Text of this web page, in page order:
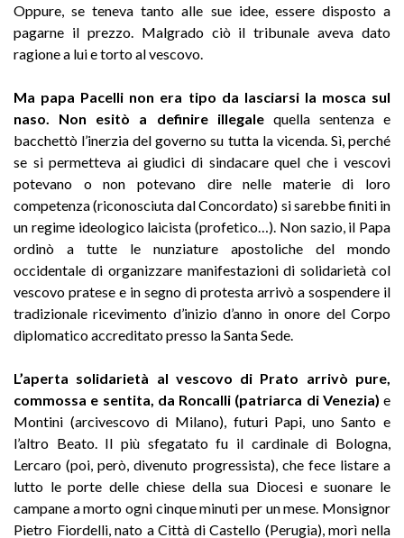
Oppure, se teneva tanto alle sue idee, essere disposto a
pagarne il prezzo. Malgrado ciò il tribunale aveva dato
ragione a lui e torto al vescovo.
Ma papa Pacelli non era tipo da lasciarsi la mosca sul
naso. Non esitò a definire illegalequella sentenza e
bacchettò l’inerzia del governo su tutta la vicenda. Sì, perché
se si permetteva ai giudici di sindacare quel che i vescovi
potevano o non potevano dire nelle materie di loro
competenza (riconosciuta dal Concordato) si sarebbe finiti in
un regime ideologico laicista (profetico…). Non sazio, il Papa
ordinò a tutte le nunziature apostoliche del mondo
occidentale di organizzare manifestazioni di solidarietà col
vescovo pratese e in segno di protesta arrivò a sospendere il
tradizionale ricevimento d’inizio d’anno in onore del Corpo
diplomatico accreditato presso la Santa Sede.
L’aperta solidarietà al vescovo di Prato arrivò pure,
commossa e sentita, da Roncalli (patriarca di Venezia) e
Montini (arcivescovo di Milano), futuri Papi, uno Santo e
l’altro Beato. Il più sfegatato fu il cardinale di Bologna,
Lercaro (poi, però, divenuto progressista), che fece listare a
lutto le porte delle chiese della sua Diocesi e suonare le
campane a morto ogni cinque minuti per un mese. Monsignor
Pietro Fiordelli, nato a Città di Castello (Perugia), morì nella